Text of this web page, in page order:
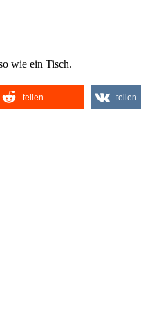
wie ein Tisch.
teilen teilen